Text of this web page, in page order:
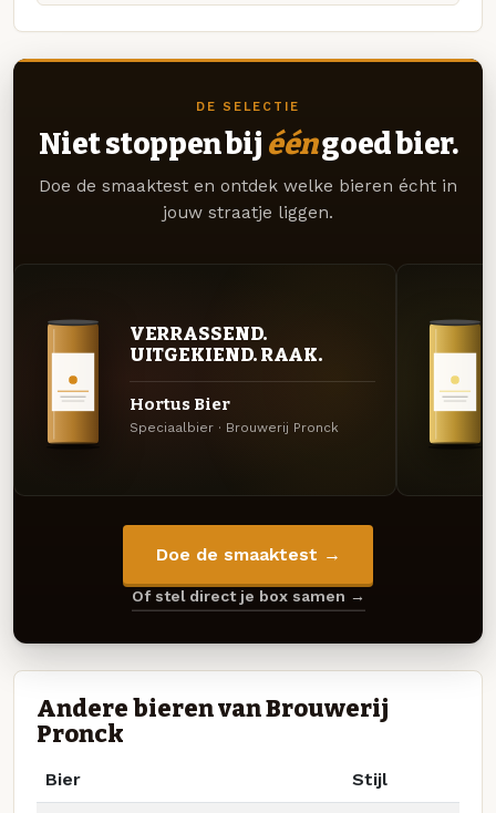
DE SELECTIE
Niet stoppen bij ééngoed bier.
Doe de smaaktest en ontdek welke bieren écht in
jouw straatje liggen.
VERRASSEND.
UITGEKIEND. RAAK.
Hortus Bier
Speciaalbier · Brouwerij Pronck
Doe de smaaktest →
Of stel direct je box samen →
Andere bieren van Brouwerij
Pronck
Bier Stijl